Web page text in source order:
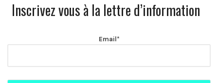
Inscrivez vous à la lettre d’information
Email*